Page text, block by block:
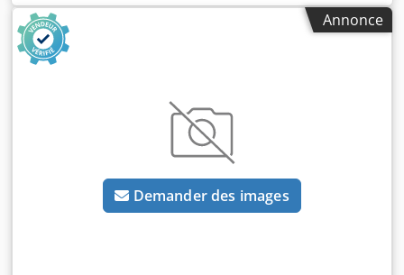
configuration d'essieux:4x2, empattement:4 330 mm,
carburant:
, cabine conducteur:
cabine courte
vitesses:
, hauteur totale:
l'espace de chargement:4 430 mm
, hauteur de l'espace de
, Année de construction:
Équipement:ABS, Bluetooth, climatisation, contrôle de
traction, hayon élévateur, régulateur de vitesse,
régulation électrique des vitres, rétroviseur électrique,
Annonce
Demander des images